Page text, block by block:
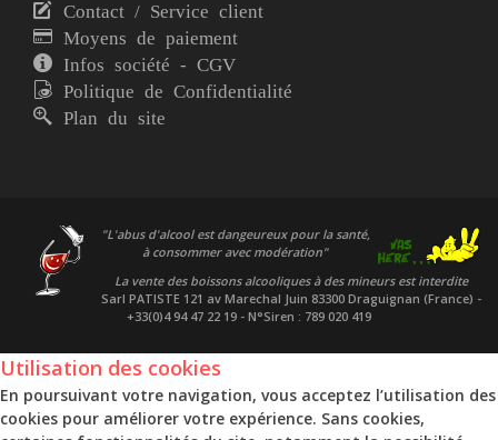
Contact / Service client
Moyens de paiement
Infos société - CGV
Politique de Confidentialité
Plan du site
"L'abus d'alcool est dangeureux pour la santé,
à consommer avec modération"
La vente des boissons alcooliques à des mineurs est interdite
Sarl PATISTE 121 av Marechal Juin 83300 Draguignan (France) -
+33(0)4 94 47 22 19 - N°Siren : 789 020 419
Utilisation des cookies
En poursuivant votre navigation, vous acceptez l’utilisation des
cookies pour améliorer votre expérience. Sans cookies,